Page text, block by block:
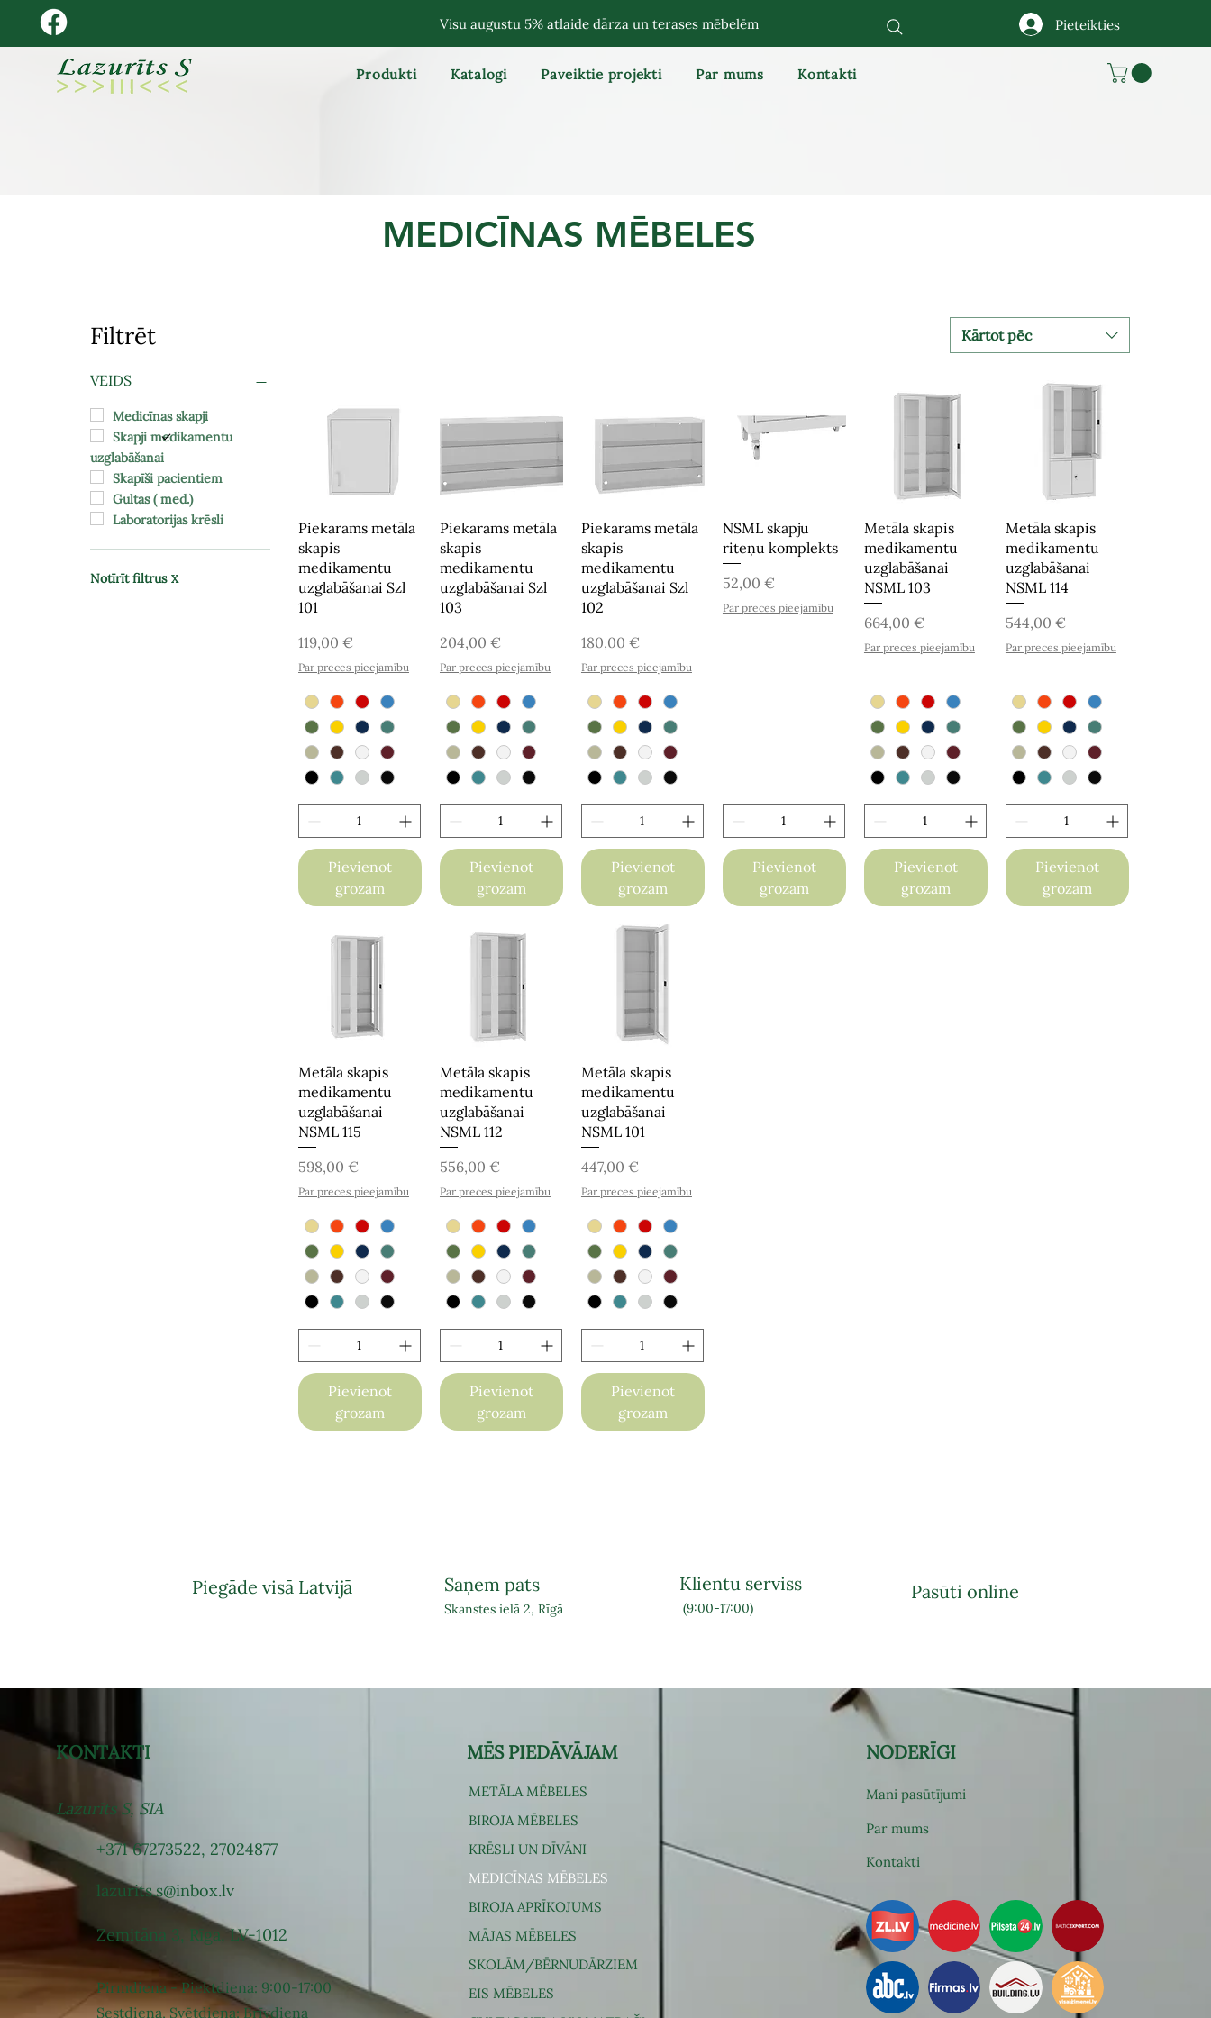
Visu augustu 5% atlaide dārza un terases mēbelēm Pieteikties
Produkti Katalogi Paveiktie projekti Par mums Kontakti
MEDICĪNAS MĒBELES
Filtrēt
VEIDS
Medicīnas skapji
Skapji medikamentu
uzglabāšanai
Skapīši pacientiem
Gultas ( med.)
Laboratorijas krēsli
Notīrīt filtrus X
Kārtot pēc
Piekarams metāla
skapis
medikamentu
uzglabāšanai Szl
101
Cena
119,00 €
Par preces pieejamību
Pievienot
grozam
Piekarams metāla
skapis
medikamentu
uzglabāšanai Szl
103
Cena
204,00 €
Par preces pieejamību
Pievienot
grozam
Piekarams metāla
skapis
medikamentu
uzglabāšanai Szl
102
Cena
180,00 €
Par preces pieejamību
Pievienot
grozam
NSML skapju
riteņu komplekts
Cena
52,00 €
Par preces pieejamību
Pievienot
grozam
Metāla skapis
medikamentu
uzglabāšanai
NSML 103
Cena
664,00 €
Par preces pieejamību
Pievienot
grozam
Metāla skapis
medikamentu
uzglabāšanai
NSML 114
Cena
544,00 €
Par preces pieejamību
Pievienot
grozam
Metāla skapis
medikamentu
uzglabāšanai
NSML 115
Cena
598,00 €
Par preces pieejamību
Pievienot
grozam
Metāla skapis
medikamentu
uzglabāšanai
NSML 112
Cena
556,00 €
Par preces pieejamību
Pievienot
grozam
Metāla skapis
medikamentu
uzglabāšanai
NSML 101
Cena
447,00 €
Par preces pieejamību
Pievienot
grozam
Piegāde visā Latvijā Saņem pats
Skanstes ielā 2, Rīgā
Klientu serviss
(9:00-17:00)
Pasūti online
KONTAKTI
Lazurīts S, SIA
+371 67273522, 27024877
lazurits.s@inbox.lv
Zemitāna 3, Rīga, LV-1012
Pirmdiena - Piektdiena: 9:00-17:00
Sestdiena, Svētdiena: Brīvdiena
MĒS PIEDĀVĀJAM
METĀLA MĒBELES
BIROJA MĒBELES
KRĒSLI UN DĪVĀNI
MEDICĪNAS MĒBELES
BIROJA APRĪKOJUMS
MĀJAS MĒBELES
SKOLĀM/BĒRNUDĀRZIEM
EIS MĒBELES
NODERĪGI
Mani pasūtījumi
Par mums
Kontakti